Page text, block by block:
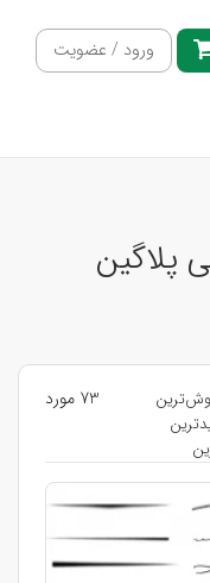
ورود / عضویت
پلاگین
73 مورد